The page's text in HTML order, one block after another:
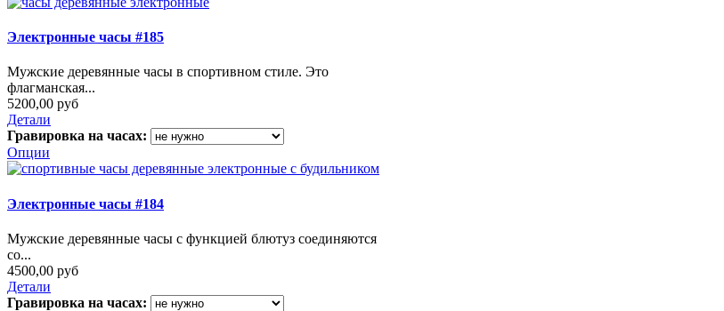
Электронные часы #185
Мужские деревянные часы в спортивном стиле. Это
флагманская...
5200,00 руб
Детали
Гравировка на часах:
Опции
Электронные часы #184
Мужские деревянные часы с функцией блютуз соединяются
со...
4500,00 руб
Детали
Гравировка на часах: